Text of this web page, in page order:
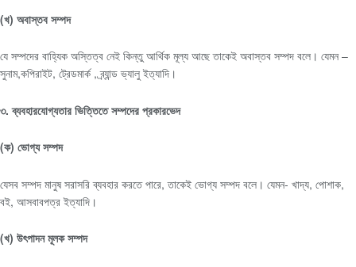
(খ) অবাস্তব সম্পদ
যে সম্পদের বাহ্যিক অস্তিত্ব নেই কিন্তু আর্থিক মূল্য আছে তাকেই অবাস্তব সম্পদ বলে। যেমন –
সুনাম,কপিরাইট, ট্রেডমার্ক , ব্র্যান্ড ভ্যালু ইত্যাদি।
৩. ব্যবহারযোগ্যতার ভিত্তিতে সম্পদের প্রকারভেদ
(ক) ভোগ্য সম্পদ
যেসব সম্পদ মানুষ সরাসরি ব্যবহার করতে পারে, তাকেই ভোগ্য সম্পদ বলে। যেমন- খাদ্য, পোশাক,
বই, আসবাবপত্র ইত্যাদি।
(খ) উৎপাদন মূলক সম্পদ